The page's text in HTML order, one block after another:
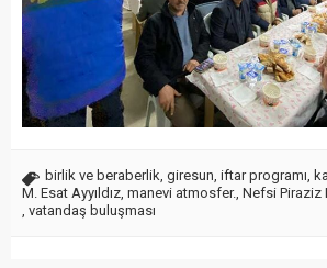
birlik ve beraberlik, giresun, iftar programı,
M. Esat Ayyıldız, manevi atmosfer., Nefsi Piraziz
, vatandaş buluşması